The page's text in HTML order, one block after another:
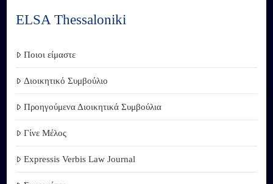
ELSA Thessaloniki
Ποιοι είμαστε
Διοικητικό Συμβούλιο
Προηγούμενα Διοικητικά Συμβούλια
Γίνε Μέλος
Expressis Verbis Law Journal